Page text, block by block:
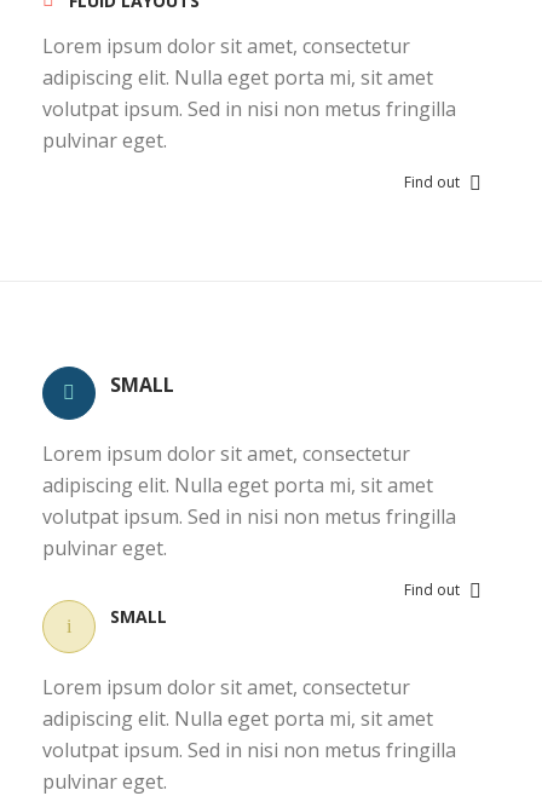
Lorem ipsum dolor sit amet, consectetur
adipiscing elit. Nulla eget porta mi, sit amet
volutpat ipsum. Sed in nisi non metus fringilla
pulvinar eget.
Find out
SMALL
Lorem ipsum dolor sit amet, consectetur
adipiscing elit. Nulla eget porta mi, sit amet
volutpat ipsum. Sed in nisi non metus fringilla
pulvinar eget.
Find out
SMALL
Lorem ipsum dolor sit amet, consectetur
adipiscing elit. Nulla eget porta mi, sit amet
volutpat ipsum. Sed in nisi non metus fringilla
pulvinar eget.